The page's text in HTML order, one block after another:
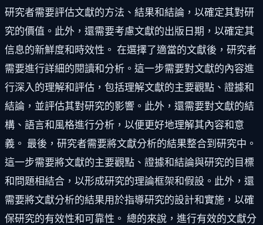
研究者需要評估文獻的方法、結果和結論，以確定其對研
究的價值。此外，還需要考慮文獻的出版日期，以確定其
信息的新鮮度和時效性。 在選擇了適當的文獻後，研究者
需要進行詳細的閱讀和分析。這一步需要對文獻的內容進
行深入的理解和評估，包括理解文獻的主要觀點、證據和
結論，並評估其對研究的影響。此外，還需要對文獻的結
構、語言和風格進行分析，以便更好地理解其內容和意
義。 最後，研究者需要將文獻分析的結果整合到研究中。
這一步需要將文獻的主要觀點、證據和結論與研究的目標
和問題相結合，以形成研究的理論框架和假設。此外，還
需要將文獻分析的結果用於指導研究的設計和實施，以確
保研究的有效性和可靠性。 總的來說，進行有效的文獻分